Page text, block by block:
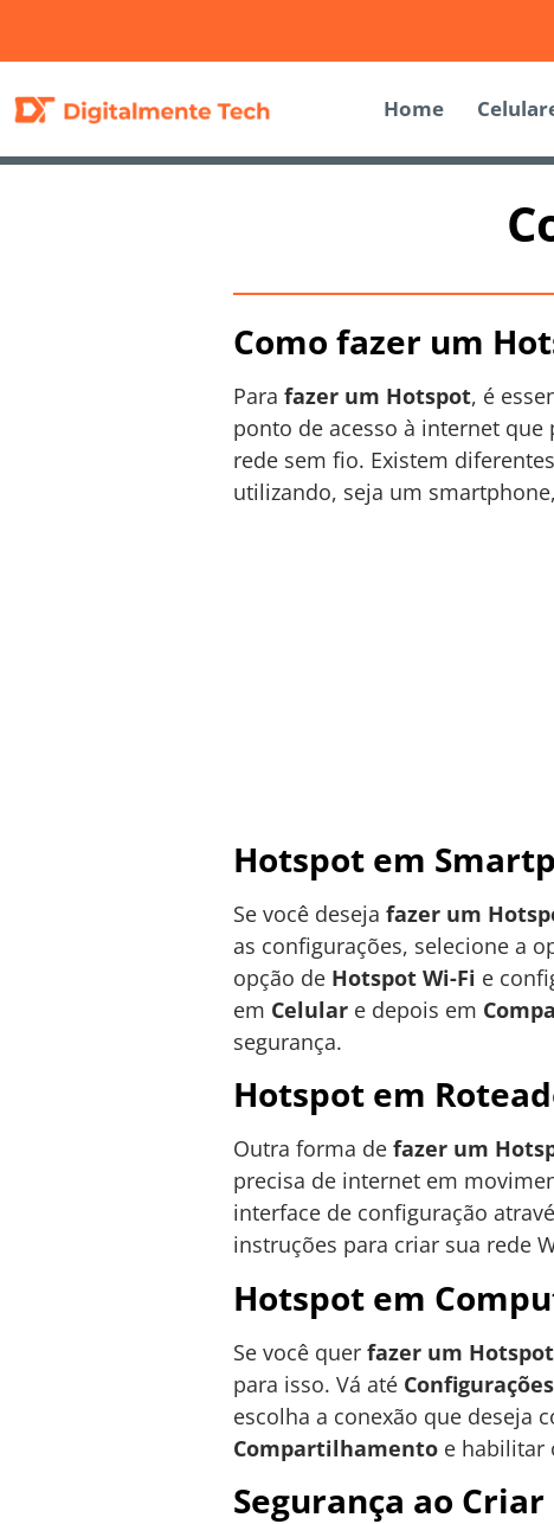
Home
Como fazer um
Para fazer um Hotspot, é
ponto de acesso à internet
rede sem fio. Existem
utilizando, seja um
Hotspot em
Se você deseja fazer um
as configurações, selecione a
opção de Hotspot Wi-Fi e
em Celular e depois em
segurança.
Hotspot em
Outra forma de fazer um
precisa de internet em
interface de configuração
instruções para criar sua rede
Hotspot em
Se você quer fazer um Hotspot
para isso. Vá até Configurações
escolha a conexão que deseja
Compartilhamento e habilitar
Segurança ao